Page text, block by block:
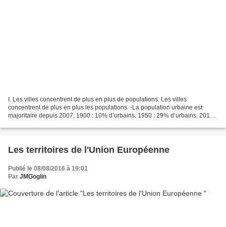
I. Les villes concentrent de plus en plus de populations. Les villes
concentrent de plus en plus les populations. -La population urbaine est
majoritaire depuis 2007. 1900 : 10% d’urbains. 1950 : 29% d’urbains. 2018 :
Les territoires de l'Union Européenne
Publié le 08/08/2016 à 19:01
Par JMGoglin